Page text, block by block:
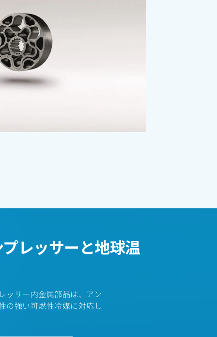
レッサーと地球温
ッサー内金属部品は、アン
の強い可燃性冷媒に対応し